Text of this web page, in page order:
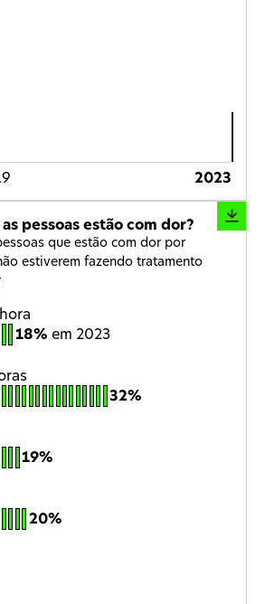
2023
pessoas estão com dor?
que estão com dor por
estiverem fazendo tratamento
18% em 2023
32%
19%
20%